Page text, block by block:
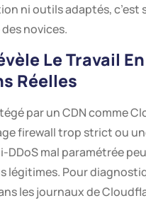
ni outils adaptés, c’est
novices.
Le Travail En
Réelles
par un CDN comme
firewall trop strict ou
mal paramétrée
légitimes. Pour
les journaux de